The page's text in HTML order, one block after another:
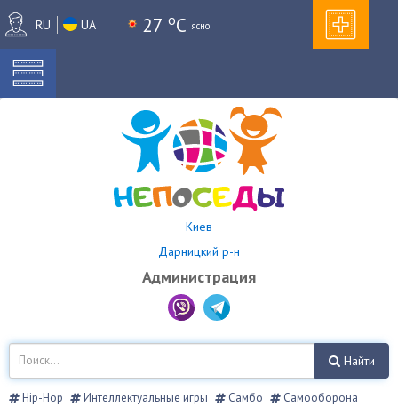
RU UA 27 oC ясно
Киев
Дарницкий р-н
Администрация
Найти
Hip-Hop Интеллектуальные игры Самбо
Самооборона